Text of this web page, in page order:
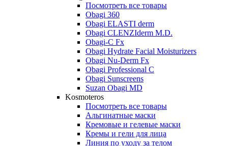
Посмотреть все товары
Obagi 360
Obagi ELASTI derm
Obagi CLENZIderm M.D.
Obagi-C Fx
Obagi Hydrate Facial Moisturizers
Obagi Nu-Derm Fx
Obagi Professional C
Obagi Sunscreens
Suzan Obagi MD
Kosmoteros
Посмотреть все товары
Альгинатные маски
Кремовые и гелевые маски
Кремы и гели для лица
Линия по уходу за телом